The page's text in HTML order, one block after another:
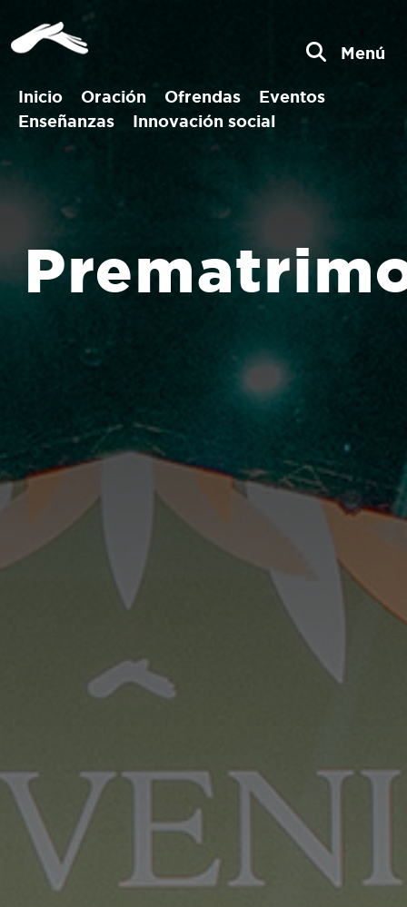
Inicio Oración Ofrendas
Eventos
Enseñanzas
Innovación social
Menú